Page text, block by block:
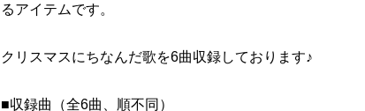
るアイテムです。
クリスマスにちなんだ歌を6曲収録しております♪
■収録曲（全6曲、順不同）